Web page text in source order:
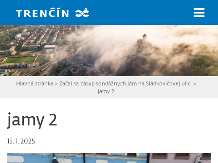
Hlavná stránka >Začal sa zásyp sondážnych jám na Sládkovičovej ulici >
jamy 2
jamy 2
15. 1. 2025